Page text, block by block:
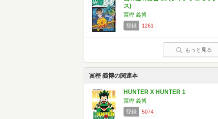
ス)
冨樫 義博
登録
1261
もっと見る
冨樫 義博の関連本
HUNTER X HUNTER 1
冨樫 義博
登録
5074